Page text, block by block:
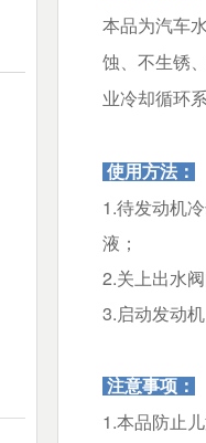
本品为汽车
蚀、不生锈
业冷却循环系
使用方法：
1.待发动机
液；
2.关上出水
3.启动发动
注意事项：
1.本品防止